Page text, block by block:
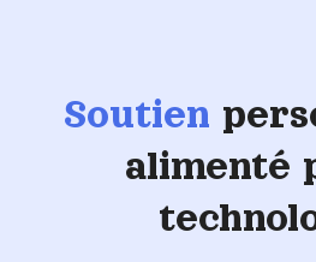
Soutien
alimenté